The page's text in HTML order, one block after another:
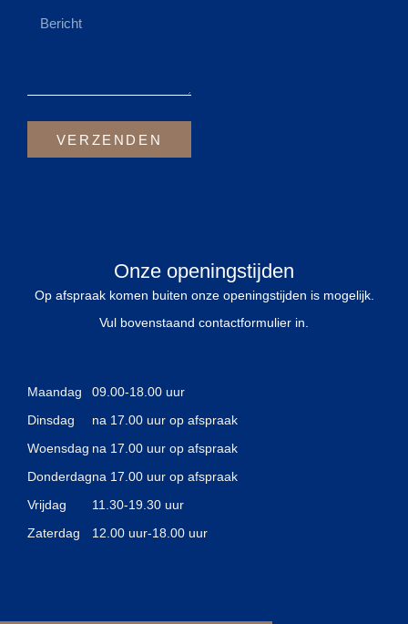
VERZENDEN
Onze openingstijden
Op afspraak komen buiten onze openingstijden is mogelijk.
Vul bovenstaand contactformulier in.
Maandag
Dinsdag
Woensdag
Donderdag
Vrijdag
Zaterdag
09.00-18.00 uur
na 17.00 uur op afspraak
na 17.00 uur op afspraak
na 17.00 uur op afspraak
11.30-19.30 uur
12.00 uur-18.00 uur